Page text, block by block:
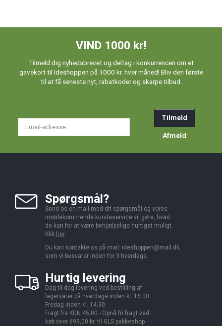
VIND 1000 kr!
Tilmeld dig nyhedsbrevet og deltag i konkurrencen om et
gavekort til Ideshoppen på 1000 kr. hver måned! Bliv den første
til at få seneste nyt, rabatkoder og skarpe tilbud.
Tilmeld
Afmeld
Spørgsmål?
Send os en mail med dit spørgsmål og vores
imødekommende kundeservice vil gøre, hvad
de kan for at være behjælpelige hurtigst muligt.
Klik her.
Du kan kontakte os på mail: ideshoppen@mail.dk,
som vi besvarer inden for 3 hverdage.
Hurtig levering
Dag til dag levering ved bestilling af
lagervarer på hverdage inden kl. 16.00.
Fredag inden kl. 14.30.
Fragt fra KUN 45,00 - Opnå fri fragt ved
køb over 699,00 kr. til GLS pakkeshop